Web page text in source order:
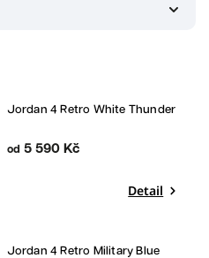
Jordan 4 Retro White Thunder
od 5 590 Kč
Detail
Bestseller
Jordan 4 Retro Military Blue